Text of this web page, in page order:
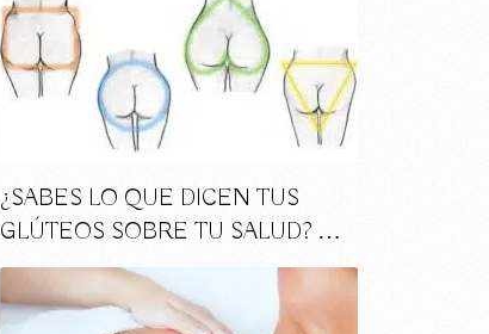
¿SABES LO QUE DICEN TUS
GLÚTEOS SOBRE TU SALUD? …